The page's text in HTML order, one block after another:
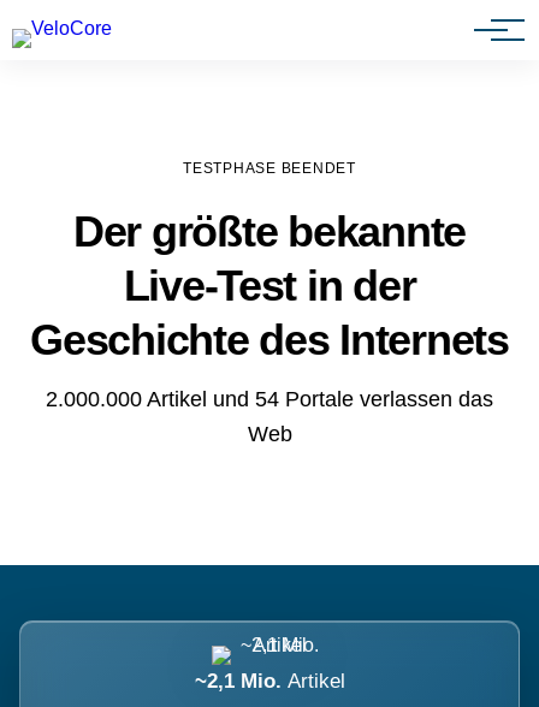
Agenturen & Webdesigner
TESTPHASE BEENDET
Der größte bekannte
Live-Test in der
Geschichte des Internets
2.000.000 Artikel und 54 Portale verlassen das
Web
~2,1 Mio. Artikel